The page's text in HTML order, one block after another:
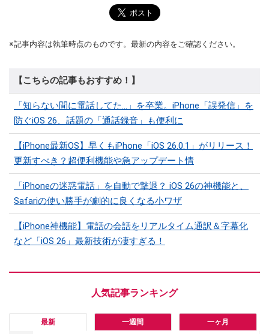
※記事内容は執筆時点のものです。最新の内容をご確認ください。
【こちらの記事もおすすめ！】
「知らない間に電話してた…」を卒業。iPhone「誤発信」を
防ぐiOS 26、話題の「通話録音」も便利に
【iPhone最新OS】早くもiPhone「iOS 26.0.1」がリリース！
更新すべき？超便利機能や急アップデート情
「iPhoneの迷惑電話」を自動で撃退？ iOS 26の神機能と、
Safariの使い勝手が劇的に良くなる小ワザ
【iPhone神機能】電話の会話をリアルタイム通訳＆字幕化
など「iOS 26」最新技術が凄すぎる！
最新 一週間 一ヶ月